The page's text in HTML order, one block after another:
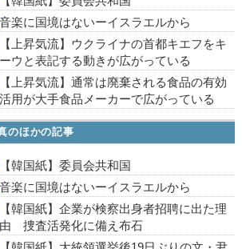
音楽に国境はないーイスラエルから
【上昇気流】ウクライナの首都キエフをキ
ーウと表記する動きが広がっている
【上昇気流】通常は廃棄される食品の有効
活用が大手食品メーカーで広がっている
のほかの記事
【韓国紙】委員会共和国
音楽に国境はないーイスラエルから
【韓国紙】企業が検察出身者招聘に出た理
由 捜査活発化に備え布石